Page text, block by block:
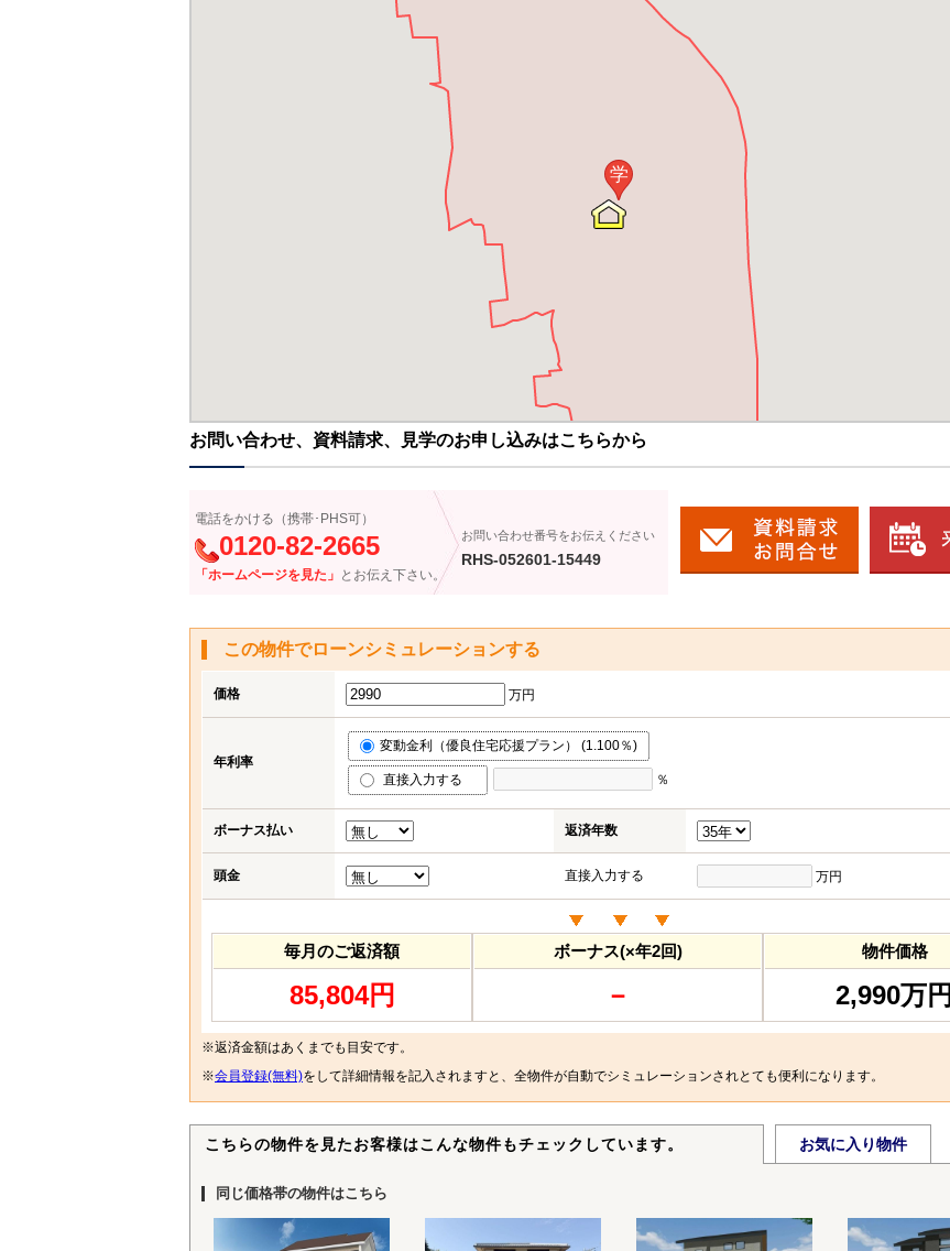
学
お問い合わせ、資料請求、見学のお申し込みはこちらから
電話をかける（携帯･PHS可）
0120-82-2665
「ホームページを見た」 とお伝え下さい。
お問い合わせ番号をお伝えください
RHS-052601-15449
この物件でローンシミュレーションする
価格 万円
年利率
変動金利（優良住宅応援プラン） (1.100％)
直接入力する ％
ボーナス払い 返済年数
頭金 直接入力する 万円
毎月のご返済額
85,804円
ボーナス(×年2回)
－
物件価格
2,990万円
※返済金額はあくまでも目安です。
※会員登録(無料)をして詳細情報を記入されますと、全物件が自動でシミュレーションされとても便利になります。
こちらの物件を見たお客様はこんな物件もチェックしています。 お気に入り物件
同じ価格帯の物件はこちら